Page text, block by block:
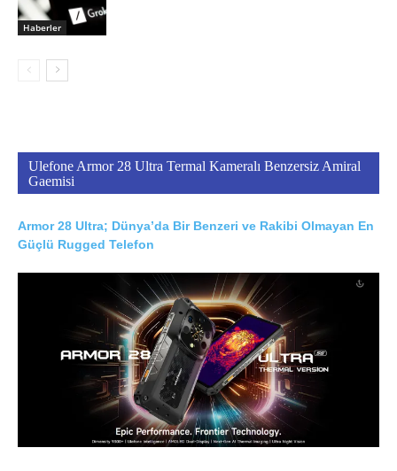
Haberler
Ulefone Armor 28 Ultra Termal Kameralı Benzersiz Amiral
Gaemisi
Armor 28 Ultra; Dünya’da Bir Benzeri ve Rakibi Olmayan En
Güçlü Rugged Telefon